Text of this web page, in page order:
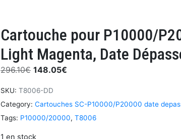
Cartouche pour P10000/
Light Magenta, Date
296.10€ 148.05€
SKU: T8006-DD
Category: Cartouches SC-P10000/P20000 date
Tags: P10000/20000, T8006
1 en stock